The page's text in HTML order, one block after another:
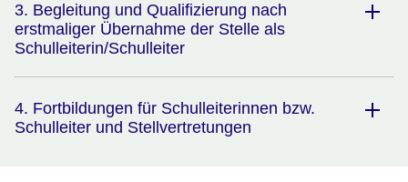
3. Begleitung und Qualifizierung nach
erstmaliger Übernahme der Stelle als
Schulleiterin/Schulleiter
4. Fortbildungen für Schulleiterinnen bzw.
Schulleiter und Stellvertretungen